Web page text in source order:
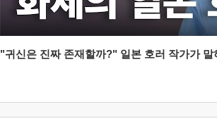
"귀신은 진짜 존재할까?" 일본 호러 작가가